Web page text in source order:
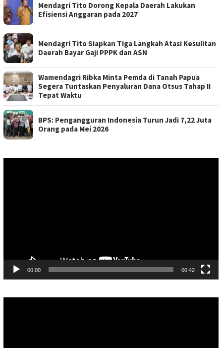
Mendagri Tito Dorong Kepala Daerah Lakukan
Efisiensi Anggaran pada 2027
Mendagri Tito Siapkan Tiga Langkah Atasi Kesulitan
Daerah Bayar Gaji PPPK dan ASN
Wamendagri Ribka Minta Pemda di Tanah Papua
Segera Tuntaskan Penyaluran Dana Otsus Tahap II
Tepat Waktu
BPS: Pengangguran Indonesia Turun Jadi 7,22 Juta
Orang pada Mei 2026
00:00 00:42